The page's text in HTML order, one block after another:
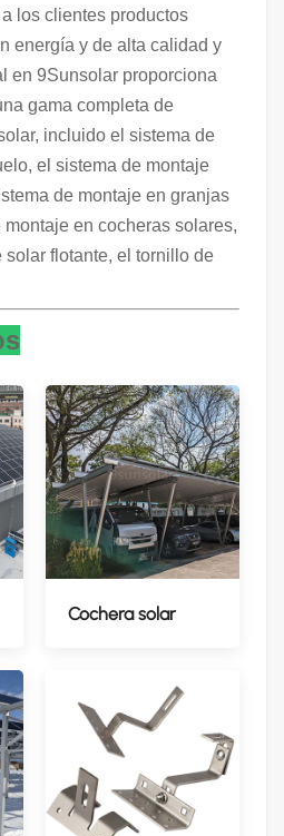
los clientes productos
energía y de alta calidad y
en 9Sunsolar proporciona
gama completa de
incluido el sistema de
el sistema de montaje
de montaje en granjas
en cocheras solares,
flotante, el tornillo de
Cochera solar